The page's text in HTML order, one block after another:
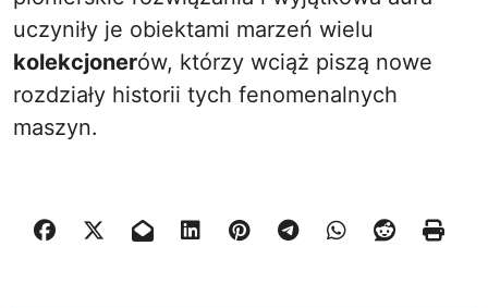
uczyniły je obiektami marzeń wielu
kolekcjonerów, którzy wciąż piszą nowe
rozdziały historii tych fenomenalnych
maszyn.